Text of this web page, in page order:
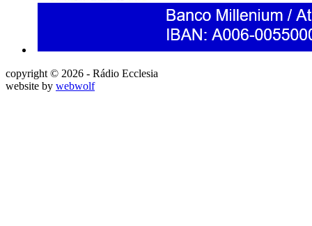
copyright © 2026 - Rádio Ecclesia
website by webwolf